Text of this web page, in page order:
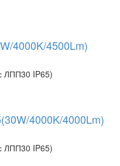
4000K/4500Lm)
ЛПП30 IP65)
4000K/4000Lm)
ЛПП30 IP65)